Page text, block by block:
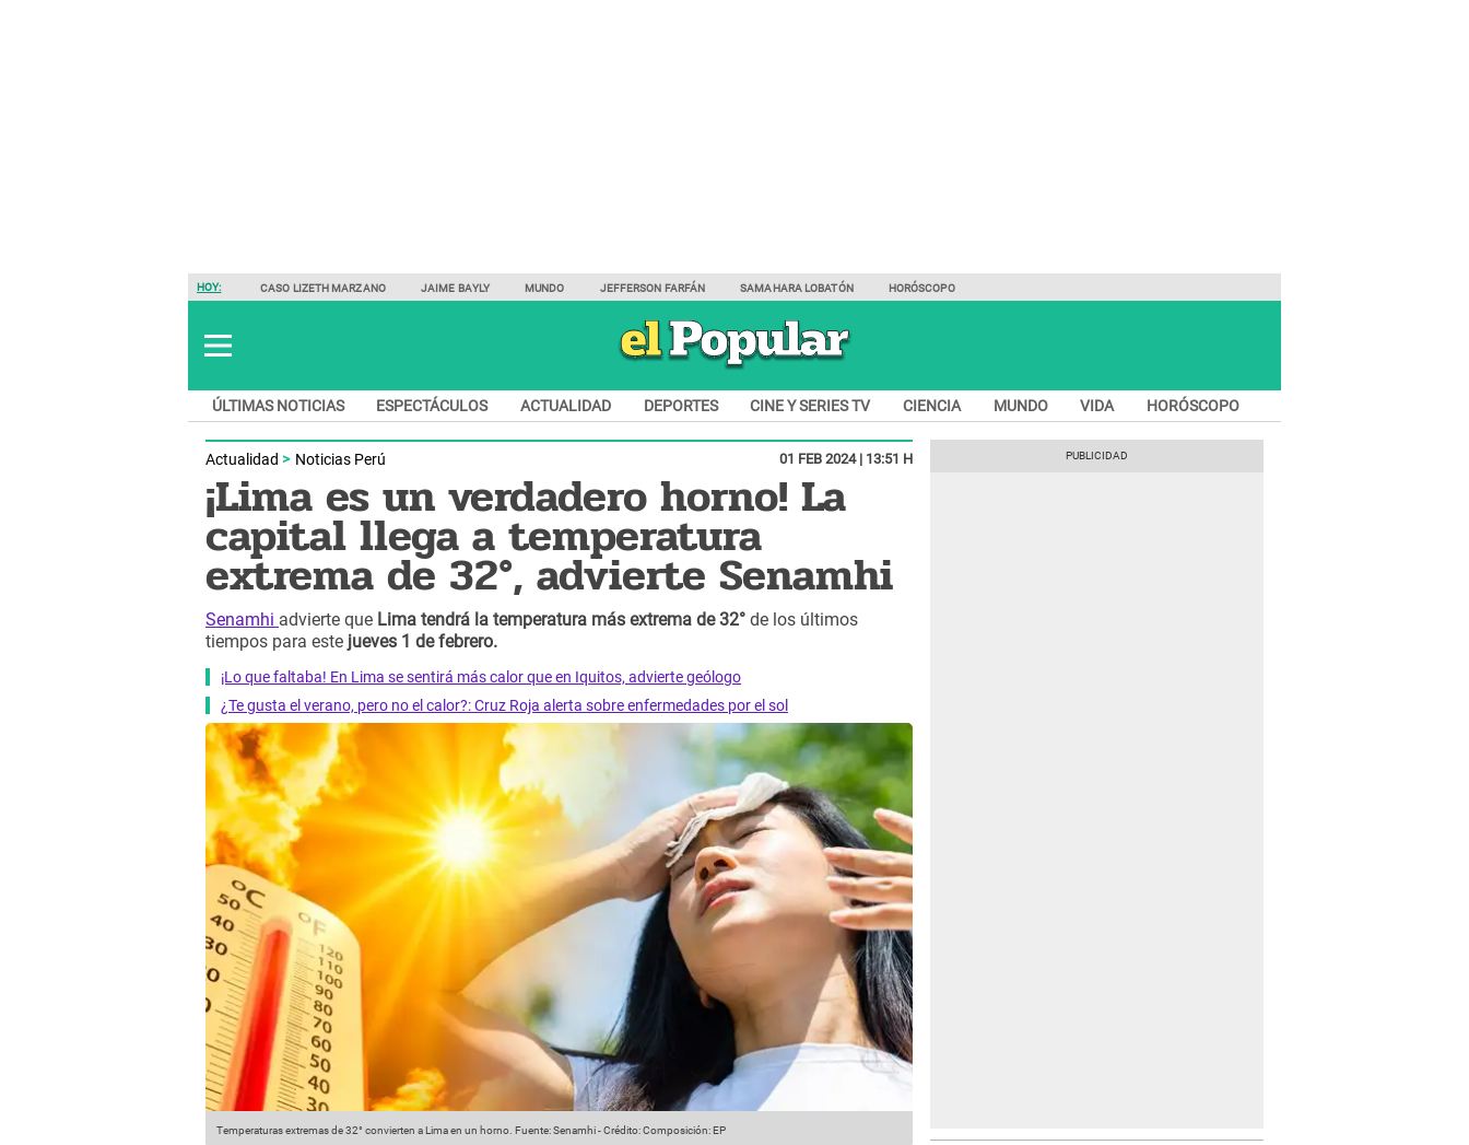
HOY: CASO LIZETH MARZANO JAIME BAYLY MUNDO JEFFERSON FARFÁN SAMAHARA LOBATÓN HORÓSCOPO
ÚLTIMAS NOTICIAS ESPECTÁCULOS ACTUALIDAD DEPORTES CINE Y SERIES TV CIENCIA MUNDO VIDA HORÓSCOPO
Actualidad Noticias Perú 01 FEB 2024 | 13:51 H
¡Lima es un verdadero horno! La
capital llega a temperatura
extrema de 32°, advierte Senamhi
Senamhi advierte que Lima tendrá la temperatura más extrema de 32° de los últimos
tiempos para este jueves 1 de febrero.
¡Lo que faltaba! En Lima se sentirá más calor que en Iquitos, advierte geólogo
¿Te gusta el verano, pero no el calor?: Cruz Roja alerta sobre enfermedades por el sol
Temperaturas extremas de 32° convierten a Lima en un horno. Fuente: Senamhi-Crédito: Composición: EP